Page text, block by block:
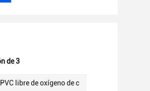
de 3
libre de oxígeno de c